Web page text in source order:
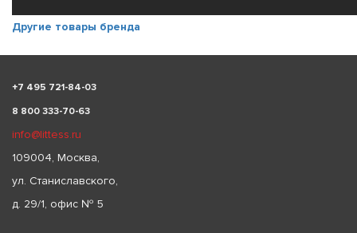
Другие товары бренда
+7 495 721-84-03
8 800 333-70-63
info@littess.ru
109004, Москва,
ул. Станиславского,
д. 29/1, офис № 5